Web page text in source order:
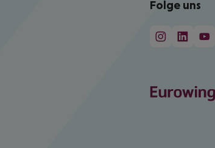
Folge uns